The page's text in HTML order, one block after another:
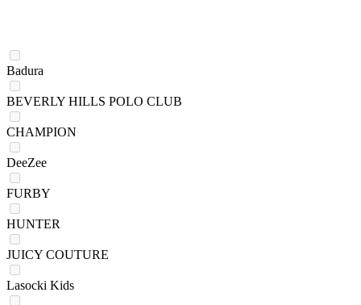
Badura
BEVERLY HILLS POLO CLUB
CHAMPION
DeeZee
FURBY
HUNTER
JUICY COUTURE
Lasocki Kids